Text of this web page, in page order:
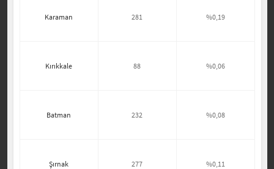
Karaman 281 %0,19
Kırıkkale 88 %0,06
Batman 232 %0,08
Şırnak 277 %0,11